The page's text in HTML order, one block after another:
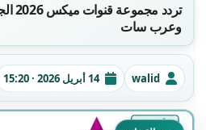
وعرب سات
الكاتبwalid تاريخ النشر
14 أبريل 2026 · 15:20